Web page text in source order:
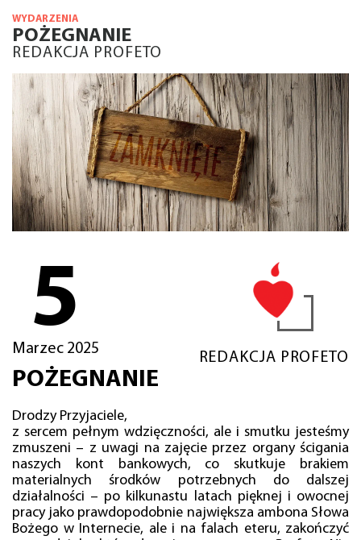
WYDARZENIA
POŻEGNANIE
REDAKCJA PROFETO
5
Marzec 2025
REDAKCJA PROFETO
POŻEGNANIE
Drodzy Przyjaciele,
z sercem pełnym wdzięczności, ale i smutku jesteśmy
zmuszeni – z uwagi na zajęcie przez organy ścigania
naszych kont bankowych, co skutkuje brakiem
materialnych środków potrzebnych do dalszej
działalności – po kilkunastu latach pięknej i owocnej
pracy jako prawdopodobnie największa ambona Słowa
Bożego w Internecie, ale i na falach eteru, zakończyć